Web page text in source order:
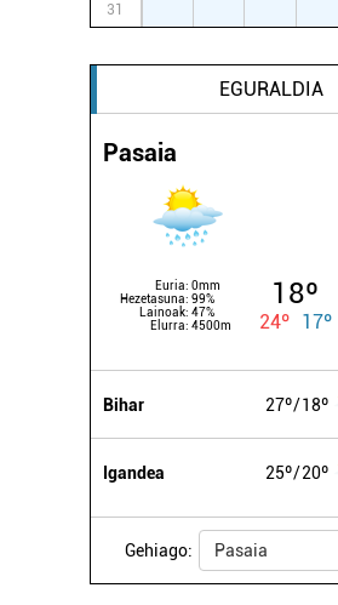
31
EGURALDIA
Pasaia
Euria: 0mm
Hezetasuna: 99%
Lainoak: 47%
Elurra: 4500m
18º
24º 17º
Bihar 27º 18º
Igandea 25º 20º
Gehiago: Pasaia